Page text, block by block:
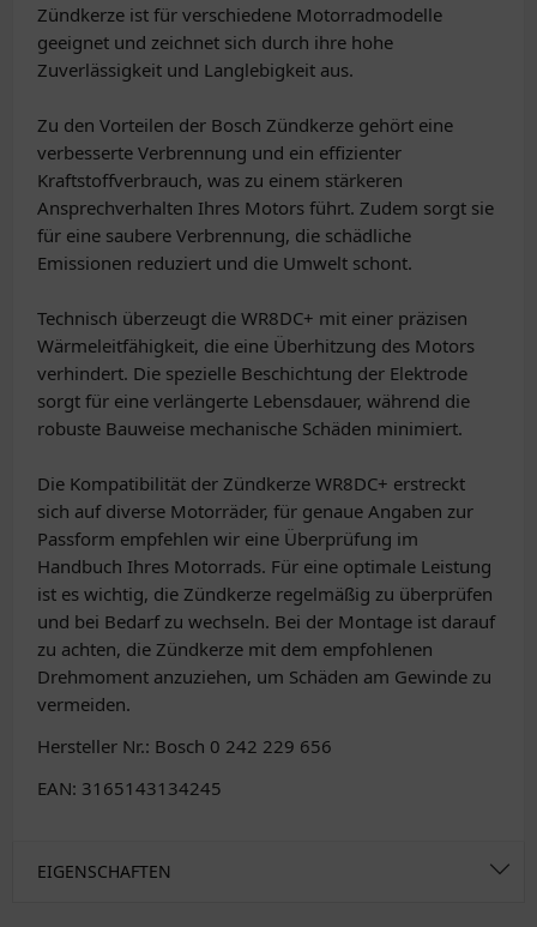
Zündkerze ist für verschiedene Motorradmodelle
geeignet und zeichnet sich durch ihre hohe
Zuverlässigkeit und Langlebigkeit aus.
Zu den Vorteilen der Bosch Zündkerze gehört eine
verbesserte Verbrennung und ein effizienter
Kraftstoffverbrauch, was zu einem stärkeren
Ansprechverhalten Ihres Motors führt. Zudem sorgt sie
für eine saubere Verbrennung, die schädliche
Emissionen reduziert und die Umwelt schont.
Technisch überzeugt die WR8DC+ mit einer präzisen
Wärmeleitfähigkeit, die eine Überhitzung des Motors
verhindert. Die spezielle Beschichtung der Elektrode
sorgt für eine verlängerte Lebensdauer, während die
robuste Bauweise mechanische Schäden minimiert.
Die Kompatibilität der Zündkerze WR8DC+ erstreckt
sich auf diverse Motorräder, für genaue Angaben zur
Passform empfehlen wir eine Überprüfung im
Handbuch Ihres Motorrads. Für eine optimale Leistung
ist es wichtig, die Zündkerze regelmäßig zu überprüfen
und bei Bedarf zu wechseln. Bei der Montage ist darauf
zu achten, die Zündkerze mit dem empfohlenen
Drehmoment anzuziehen, um Schäden am Gewinde zu
vermeiden.
Hersteller Nr.: Bosch 0 242 229 656
EAN: 3165143134245
EIGENSCHAFTEN